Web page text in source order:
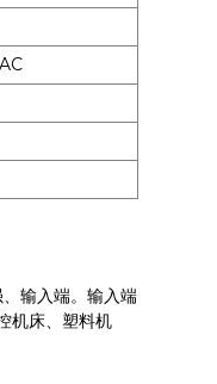
输入端。输入端
机床、塑料机